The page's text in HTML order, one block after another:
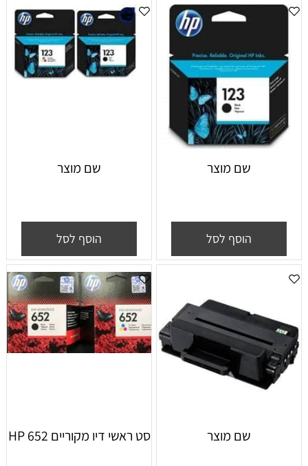
שם מוצר
הוסף לסל
שם מוצר
הוסף לסל
שם מוצר סט ראשי דיו מקוריים HP 652